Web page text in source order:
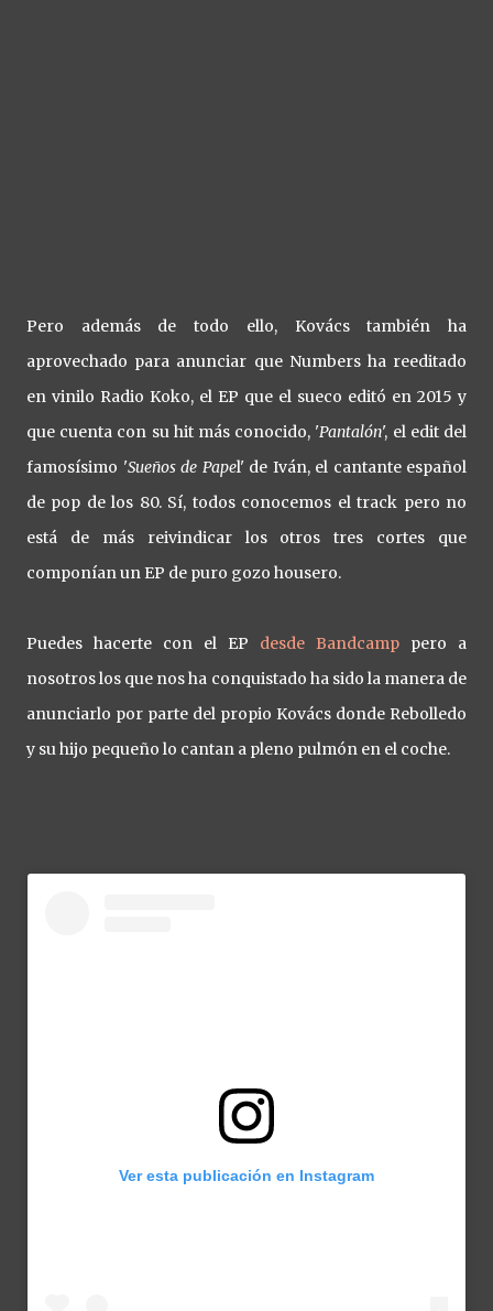
Pero además de todo ello, Kovács también ha
aprovechado para anunciar que Numbers ha reeditado
en vinilo Radio Koko, el EP que el sueco editó en 2015 y
que cuenta con su hit más conocido, 'Pantalón', el edit del
famosísimo 'Sueños de Papel' de Iván, el cantante español
de pop de los 80. Sí, todos conocemos el track pero no
está de más reivindicar los otros tres cortes que
componían un EP de puro gozo housero.
Puedes hacerte con el EP desde Bandcamp pero a
nosotros los que nos ha conquistado ha sido la manera de
anunciarlo por parte del propio Kovács donde Rebolledo
y su hijo pequeño lo cantan a pleno pulmón en el coche.
Ver esta publicación en Instagram